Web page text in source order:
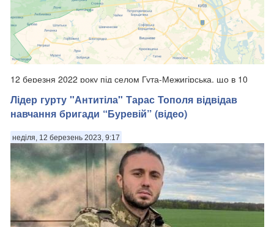
12 березня 2022 року під селом Гута-Межигірська, що в 10
боєзіткнення українських захисників з російськими окупантами.
Це було одне з десятків, а можливо навіть і сотень, подібних
Лідер гурту "Антитіла" Тарас Тополя відвідав
навчання бригади “Буревій” (відео)
неділя, 12 березень 2023, 9:17